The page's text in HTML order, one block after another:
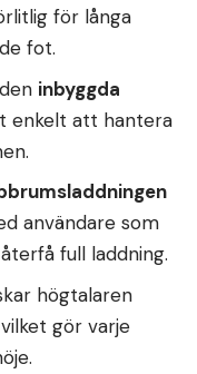
för långa
fot.
inbyggda
enkelt att hantera
användare som
full laddning.
högtalaren
gör varje